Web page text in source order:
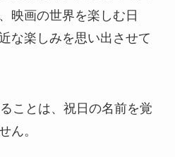
映画の世界を楽しむ日
な楽しみを思い出させて
ことは、祝日の名前を覚
ん。